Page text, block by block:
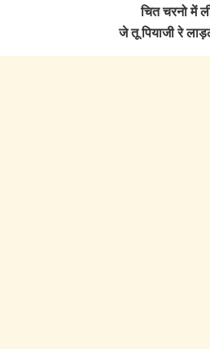
चित चरनो में
जे तू पियाजी रे